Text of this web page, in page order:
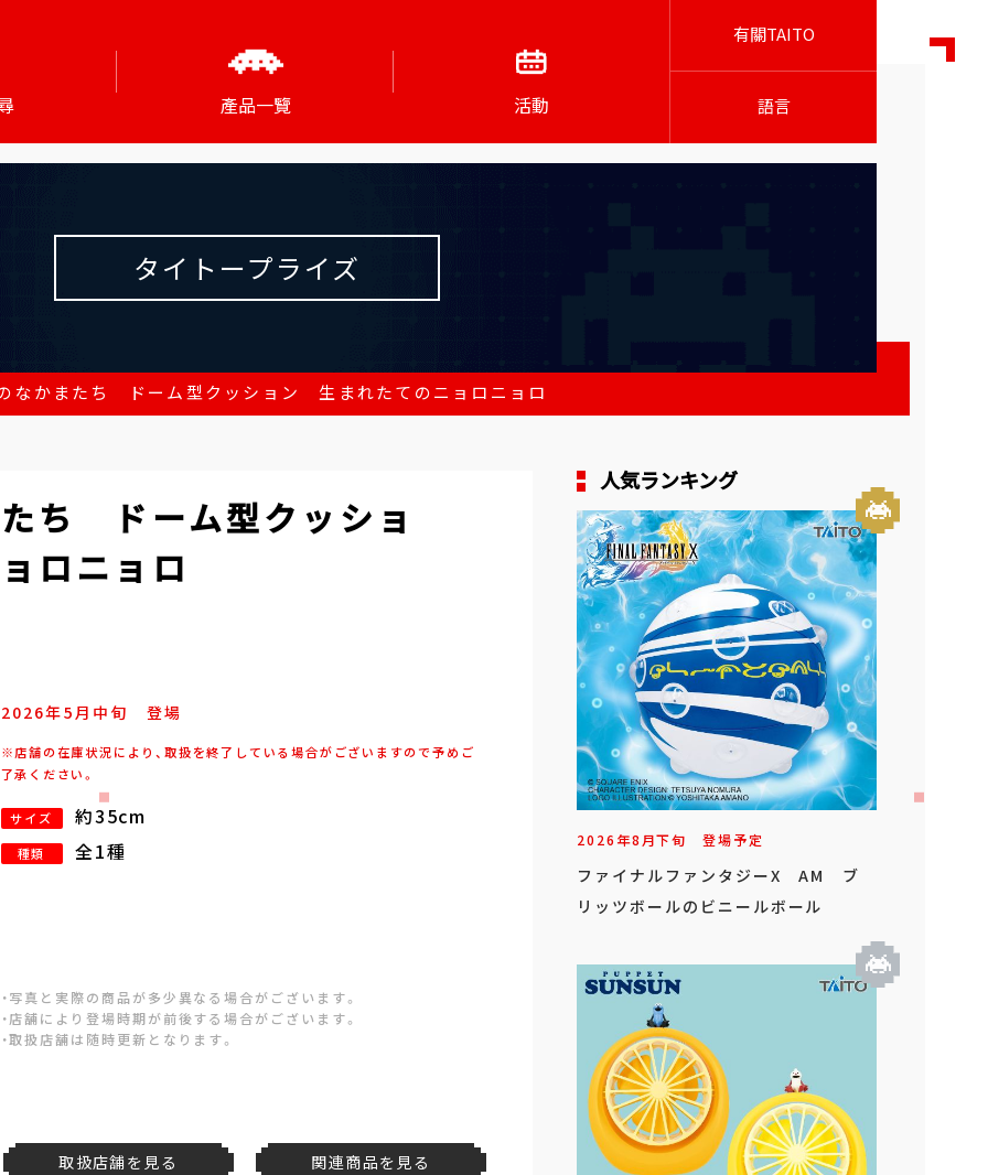
產品一覽 活動
有關TAITO
語言
タイトープライズ
なかまたち ドーム型クッション 生まれたてのニョロニョロ
ち ドーム型クッショ
ロニョロ
2026年5月 中旬 登場
※店舗の在庫状況により、取扱を終了している場合がございますので予めご
了承ください。
サイズ 約35cm
種類 全1種
・写真と実際の商品が多少異なる場合がございます。
・店舗により登場時期が前後する場合がございます。
・取扱店舗は随時更新となります。
取扱店舗を見る 関連商品を見る
人気ランキング
2026年8月下旬 登場予定
ファイナルファンタジーX AM ブ
リッツボールのビニールボール